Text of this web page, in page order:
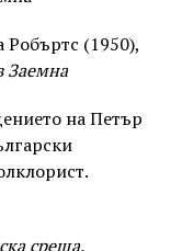
(1950),
Заемна
на Петър
среща,